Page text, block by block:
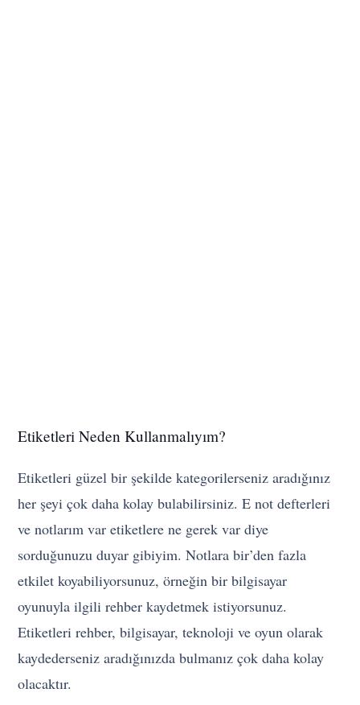
Etiketleri Neden Kullanmalıyım?
Etiketleri güzel bir şekilde kategorilerseniz aradığınız
her şeyi çok daha kolay bulabilirsiniz. E not defterleri
ve notlarım var etiketlere ne gerek var diye
sorduğunuzu duyar gibiyim. Notlara bir’den fazla
etkilet koyabiliyorsunuz, örneğin bir bilgisayar
oyunuyla ilgili rehber kaydetmek istiyorsunuz.
Etiketleri rehber, bilgisayar, teknoloji ve oyun olarak
kaydederseniz aradığınızda bulmanız çok daha kolay
olacaktır.